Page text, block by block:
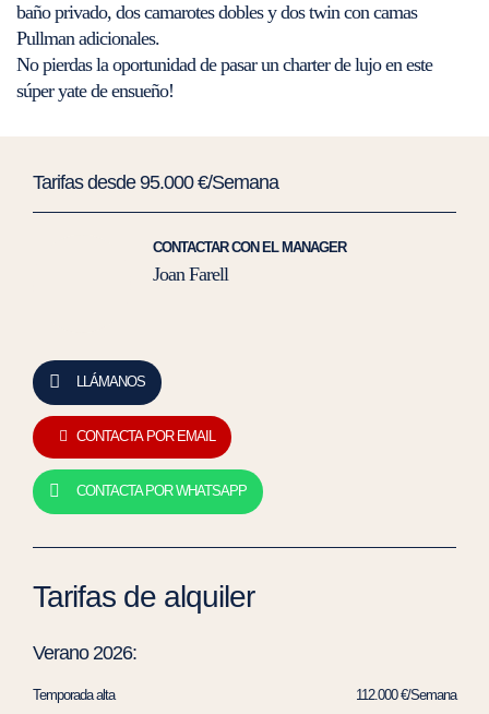
baño privado, dos camarotes dobles y dos twin con camas
Pullman adicionales.
No pierdas la oportunidad de pasar un charter de lujo en este
súper yate de ensueño!
Tarifas desde 95.000 €/Semana
CONTACTAR CON EL MANAGER
Joan Farell
LLÁMANOS
CONTACTA POR EMAIL
CONTACTA POR WHATSAPP
Tarifas de alquiler
Verano 2026:
Temporada alta
112.000 €/Semana